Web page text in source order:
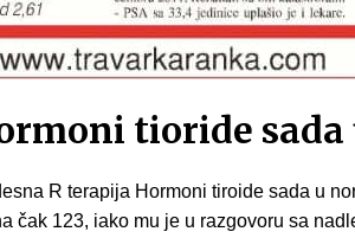
tioride
R terapija Hormoni tiroide sada u
čak 123, iako mu je u razgovoru sa